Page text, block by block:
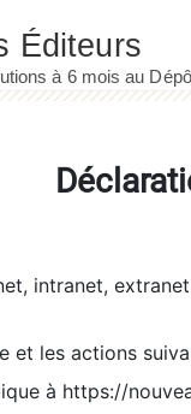
intranet,
et les actions
à https://